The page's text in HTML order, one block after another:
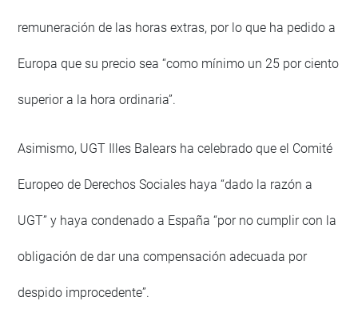
remuneración de las horas extras, por lo que ha pedido a
Europa que su precio sea “como mínimo un 25 por ciento
superior a la hora ordinaria”.
Asimismo, UGT Illes Balears ha celebrado que el Comité
Europeo de Derechos Sociales haya “dado la razón a
UGT” y haya condenado a España “por no cumplir con la
obligación de dar una compensación adecuada por
despido improcedente”.